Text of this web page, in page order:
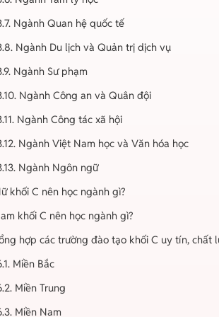
Ngành Quan hệ quốc tế
Ngành Du lịch và Quản trị dịch vụ
Ngành Sư phạm
Ngành Công an và Quân đội
Ngành Công tác xã hội
Ngành Việt Nam học và Văn hóa học
Ngành Ngôn ngữ
khối C nên học ngành gì?
khối C nên học ngành gì?
hợp các trường đào tạo khối C uy tín, chất
Miền Bắc
Miền Trung
Miền Nam